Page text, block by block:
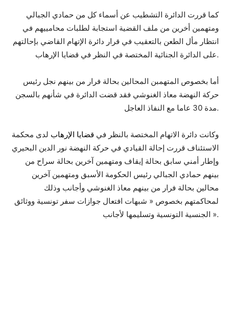
كما قررت الدائرة التشطيب عن أسماء كل من حمادي الجبالي
ومتهمين أخرين من ملف القضية استجابة لطلبات محامييهم في
انتظار مأل الطعن بالتعقيب في قرار دائرة الإتهام القاضي بإحالتهم
على الدائرة الجنائية المختصة في النظر في قضايا الإرهاب.
أما بخصوص المتهمبن المحالين بحالة فرار من بينهم نجل رئيس
حركة النهضة معاذ الغنوشي فقد قضت الدائرة في شأنهم بالسجن
مدة 30 عاما مع النفاذ العاجل.
وكانت دائرة الاتهام المختصة بالنظر في قضايا الإرهاب لدى محكمة
الاستئناف قررت إحالة القيادي في حركة النهضة نور الدين البحيري
وإطار أمني سابق بحالة إيقاف ومتهمين آخرين بحالة سراح من
بينهم حمادي الجبالي رئيس الحكومة الأسبق ومتهمين آخرين
محالين بحالة فرار من بينهم معاذ الغنوشي وأجانب وذلك
لمحاكمتهم بخصوص « شبهات افتعال جوازات سفر تونسية ووثائق
الجنسية التونسية وتسليمها لأجانب ».